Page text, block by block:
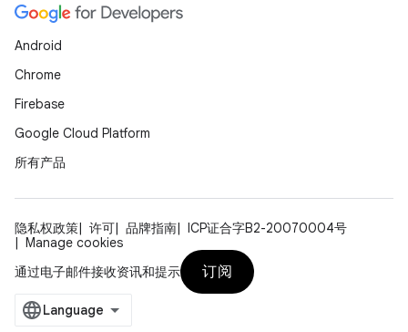
Android
Chrome
Firebase
Google Cloud Platform
所有产品
隐私权政策 许可 品牌指南
ICP证合字B2-20070004号
Manage cookies
通过电子邮件接收资讯和提示
订阅